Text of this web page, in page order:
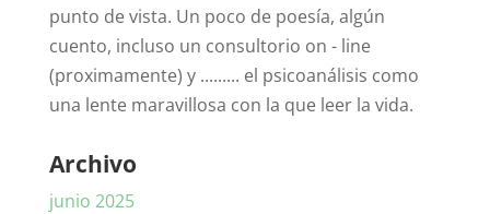
punto de vista. Un poco de poesía, algún
cuento, incluso un consultorio on - line
(proximamente) y ......... el psicoanálisis como
una lente maravillosa con la que leer la vida.
Archivo
junio 2025